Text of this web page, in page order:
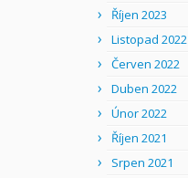
Říjen 2023
Listopad 2022
Červen 2022
Duben 2022
Únor 2022
Říjen 2021
Srpen 2021